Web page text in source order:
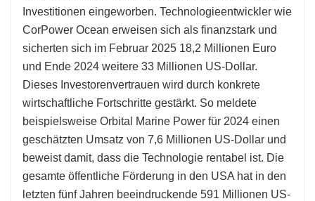
Investitionen eingeworben. Technologieentwickler wie
CorPower Ocean erweisen sich als finanzstark und
sicherten sich im Februar 2025 18,2 Millionen Euro
und Ende 2024 weitere 33 Millionen US-Dollar.
Dieses Investorenvertrauen wird durch konkrete
wirtschaftliche Fortschritte gestärkt. So meldete
beispielsweise Orbital Marine Power für 2024 einen
geschätzten Umsatz von 7,6 Millionen US-Dollar und
beweist damit, dass die Technologie rentabel ist. Die
gesamte öffentliche Förderung in den USA hat in den
letzten fünf Jahren beeindruckende 591 Millionen US-